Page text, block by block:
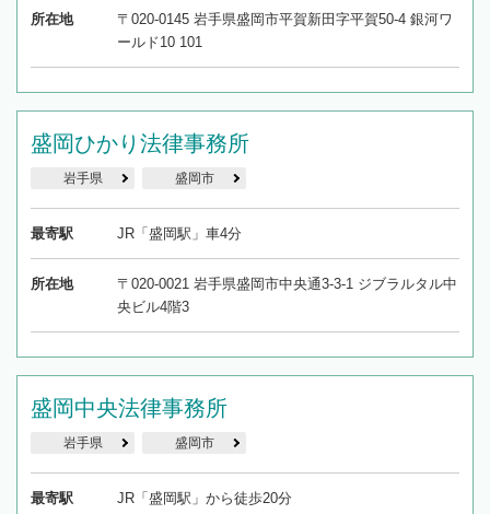
所在地
〒020-0145 岩手県盛岡市平賀新田字平賀50-4 銀河ワ
ールド10 101
盛岡ひかり法律事務所
岩手県 盛岡市
最寄駅 JR「盛岡駅」車4分
所在地
〒020-0021 岩手県盛岡市中央通3-3-1 ジブラルタル中
央ビル4階3
盛岡中央法律事務所
岩手県 盛岡市
最寄駅 JR「盛岡駅」から徒歩20分